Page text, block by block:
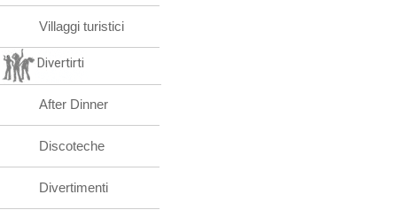
Villaggi turistici
Divertirti
After Dinner
Discoteche
Divertimenti